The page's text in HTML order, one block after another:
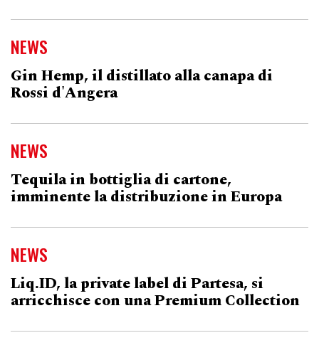
NEWS
Gin Hemp, il distillato alla canapa di
Rossi d'Angera
NEWS
Tequila in bottiglia di cartone,
imminente la distribuzione in Europa
NEWS
Liq.ID, la private label di Partesa, si
arricchisce con una Premium Collection